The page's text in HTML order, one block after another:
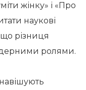
жінку» і «Про
наукові
різниця
ролями.